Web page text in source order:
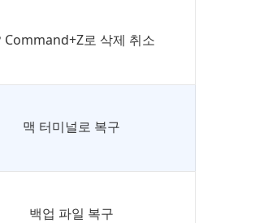
로 삭제 취소
맥 터미널로 복구
백업 파일 복구